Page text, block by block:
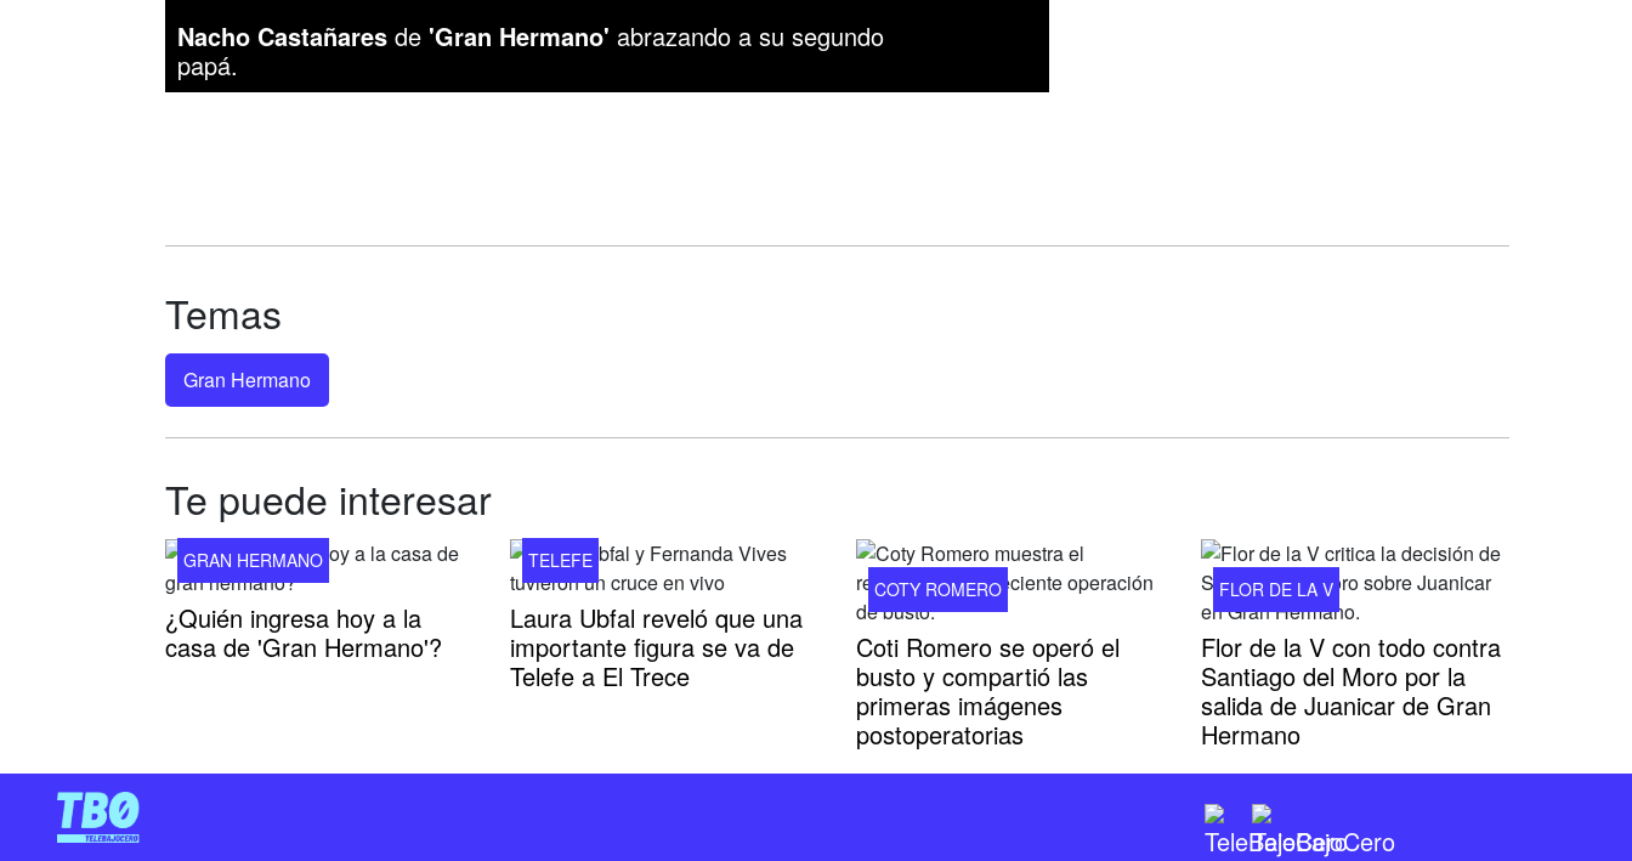
Nacho Castañares de 'Gran Hermano' abrazando a su segundo
papá.
Temas
Gran Hermano
Te puede interesar
GRAN HERMANO
¿Quién ingresa hoy a la
casa de 'Gran Hermano'?
TELEFE
Laura Ubfal reveló que una
importante figura se va de
Telefe a El Trece
COTY ROMERO
Coti Romero se operó el
busto y compartió las
primeras imágenes
postoperatorias
FLOR DE LA V
Flor de la V con todo contra
Santiago del Moro por la
salida de Juanicar de Gran
Hermano